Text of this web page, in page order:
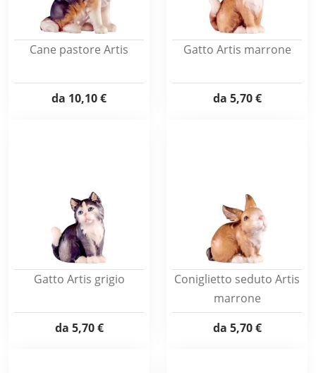
Cane pastore Artis
da 10,10 €
Gatto Artis marrone
da 5,70 €
Gatto Artis grigio
da 5,70 €
Coniglietto seduto Artis
marrone
da 5,70 €